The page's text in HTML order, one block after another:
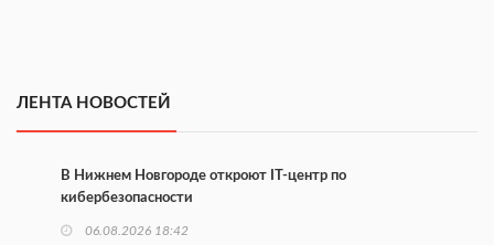
ЛЕНТА НОВОСТЕЙ
В Нижнем Новгороде откроют IT-центр по
кибербезопасности
06.08.2026 18:42